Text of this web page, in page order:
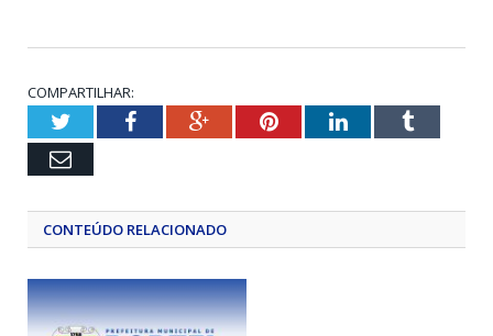
COMPARTILHAR:
TwitterFacebookGoogle+PinterestLinkedInTumblr
Email
CONTEÚDO RELACIONADO